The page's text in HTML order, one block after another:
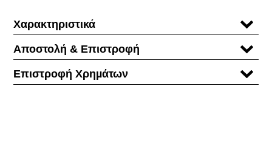
Χαρακτηριστικά
Αποστολή & Επιστροφή
Επιστροφή Χρηµάτων